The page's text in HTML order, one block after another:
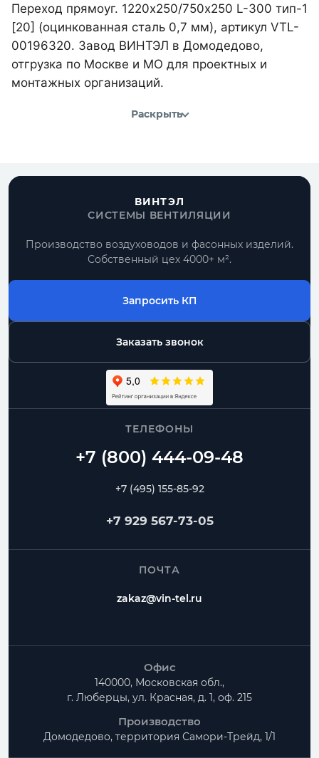
Переход прямоуг. 1220х250/750х250 L-300 тип-1
[20] (оцинкованная сталь 0,7 мм), артикул VTL-
00196320. Завод ВИНТЭЛ в Домодедово,
отгрузка по Москве и МО для проектных и
монтажных организаций.
Раскрыть
ВИНТЭЛ
СИСТЕМЫ ВЕНТИЛЯЦИИ
Производство воздуховодов и фасонных изделий.
Собственный цех 4000+ м².
Запросить КП
Заказать звонок
ТЕЛЕФОНЫ
+7 (495) 155-85-92
+7 929 567-73-05
ПОЧТА
zakaz@vin-tel.ru
Офис
140000, Московская обл.,
г. Люберцы, ул. Красная, д. 1, оф. 215
Производство
Домодедово, территория Самори-Трейд, 1/1